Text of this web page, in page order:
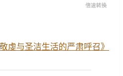
虔与圣洁生活的严肃呼召》